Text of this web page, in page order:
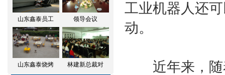
山东鑫泰员工 领导会议
山东鑫泰烧烤 林建新总裁对
工业机器人还
动。
近年来，随